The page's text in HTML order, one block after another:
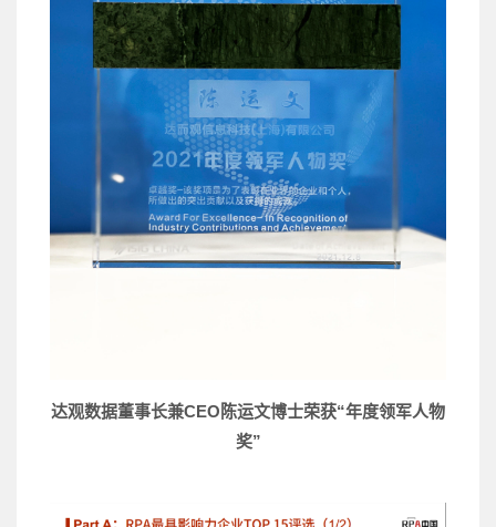
达观数据董事长兼CEO陈运文博士荣获“年度领军人物
奖”